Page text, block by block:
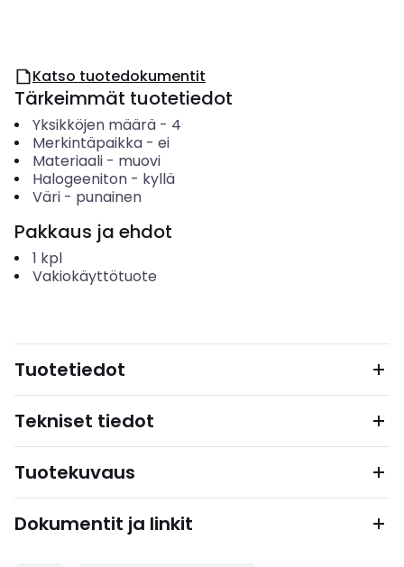
Katso tuotedokumentit
Tärkeimmät tuotetiedot
Yksikköjen määrä- 4
Merkintäpaikka- ei
Materiaali- muovi
Halogeeniton- kyllä
Väri- punainen
Pakkaus ja ehdot
1 kpl
Vakiokäyttötuote
Tuotetiedot
Tekniset tiedot
Tuotekuvaus
Dokumentit ja linkit